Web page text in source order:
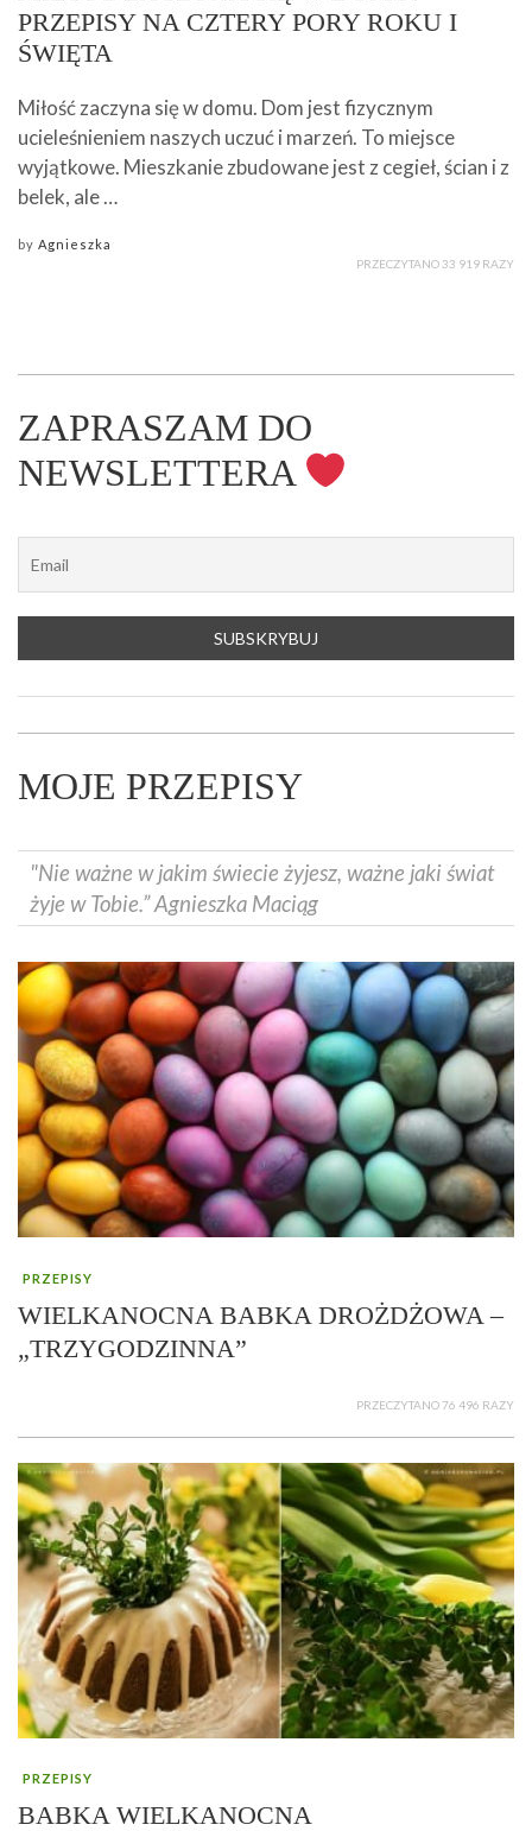
PRZEPISY NA CZTERY PORY ROKU I
ŚWIĘTA
Miłość zaczyna się w domu. Dom jest fizycznym
ucieleśnieniem naszych uczuć i marzeń. To miejsce
wyjątkowe. Mieszkanie zbudowane jest z cegieł, ścian i z
belek, ale …
by Agnieszka
PRZECZYTANO 33 919 RAZY
ZAPRASZAM DO
NEWSLETTERA
MOJE PRZEPISY
"Nie ważne w jakim świecie żyjesz, ważne jaki świat
żyje w Tobie.” Agnieszka Maciąg
PRZEPISY
WIELKANOCNA BABKA DROŻDŻOWA –
„TRZYGODZINNA”
PRZECZYTANO 76 496 RAZY
PRZEPISY
BABKA WIELKANOCNA